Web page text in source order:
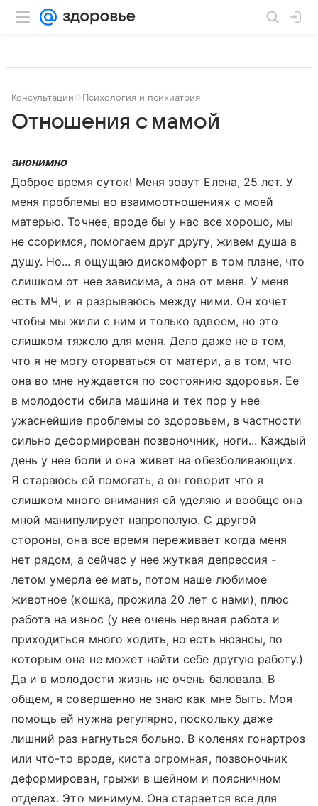
Консультации Психология и психиатрия
Отношения с мамой
анонимно
Доброе время суток! Меня зовут Елена, 25 лет. У
меня проблемы во взаимоотношениях с моей
матерью. Точнее, вроде бы у нас все хорошо, мы
не ссоримся, помогаем друг другу, живем душа в
душу. Но... я ощущаю дискомфорт в том плане, что
слишком от нее зависима, а она от меня. У меня
есть МЧ, и я разрываюсь между ними. Он хочет
чтобы мы жили с ним и только вдвоем, но это
слишком тяжело для меня. Дело даже не в том,
что я не могу оторваться от матери, а в том, что
она во мне нуждается по состоянию здоровья. Ее
в молодости сбила машина и тех пор у нее
ужаснейшие проблемы со здоровьем, в частности
сильно деформирован позвоночник, ноги... Каждый
день у нее боли и она живет на обезболивающих.
Я стараюсь ей помогать, а он говорит что я
слишком много внимания ей уделяю и вообще она
мной манипулирует напрополую. С другой
стороны, она все время переживает когда меня
нет рядом, а сейчас у нее жуткая депрессия -
летом умерла ее мать, потом наше любимое
животное (кошка, прожила 20 лет с нами), плюс
работа на износ (у нее очень нервная работа и
приходиться много ходить, но есть нюансы, по
которым она не может найти себе другую работу.)
Да и в молодости жизнь не очень баловала. В
общем, я совершенно не знаю как мне быть. Моя
помощь ей нужна регулярно, поскольку даже
лишний раз нагнуться больно. В коленях гонартроз
или что-то вроде, киста огромная, позвоночник
деформирован, грыжи в шейном и поясничном
отделах. Это минимум. Она старается все для